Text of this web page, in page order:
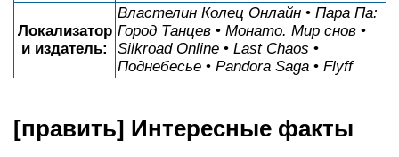
Локализатор
и издатель:
Властелин Колец Онлайн • Пара Па:
Город Танцев • Монато. Мир снов •
Silkroad Online • Last Chaos •
Поднебесье • Pandora Saga • Flyff
[править] Интересные факты